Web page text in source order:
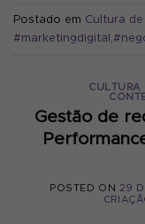
Postado em Cultura
#marketingdigital ,
CULTURA
Gestão de
POSTED ON 29